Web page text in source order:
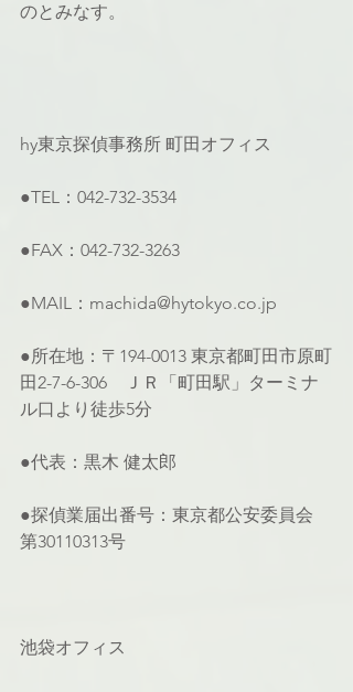
のとみなす。
hy東京探偵事務所 町田オフィス
●TEL：042-732-3534
●FAX：042-732-3263
●MAIL：machida@hytokyo.co.jp
●所在地：〒194-0013 東京都町田市原町
田2-7-6-306　ＪＲ「町田駅」ターミナ
ル口より徒歩5分
●代表：黒木 健太郎
●探偵業届出番号：東京都公安委員会
第30110313号
池袋オフィス